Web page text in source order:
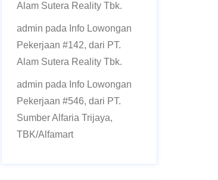
Alam Sutera Reality Tbk.
admin pada Info Lowongan
Pekerjaan #142, dari PT.
Alam Sutera Reality Tbk.
admin pada Info Lowongan
Pekerjaan #546, dari PT.
Sumber Alfaria Trijaya,
TBK/Alfamart